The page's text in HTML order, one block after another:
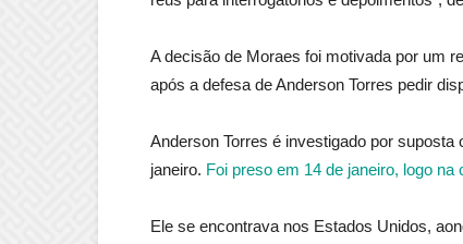
A decisão de Moraes foi motivada por um
após a defesa de Anderson Torres pedir
Anderson Torres é investigado por
janeiro. Foi preso em 14 de janeiro, logo na
Ele se encontrava nos Estados Unidos,